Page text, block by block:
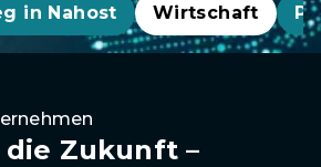
in Nahost Wirtschaft
Zukunft –